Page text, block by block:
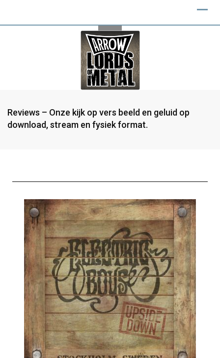
Reviews – Onze kijk op vers beeld en geluid op
download, stream en fysiek format.